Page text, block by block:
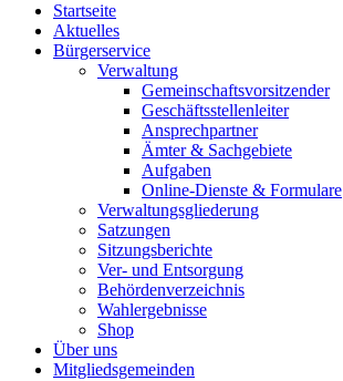
Startseite
Aktuelles
Bürgerservice
Verwaltung
Gemeinschaftsvorsitzender
Geschäftsstellenleiter
Ansprechpartner
Ämter & Sachgebiete
Aufgaben
Online-Dienste & Formulare
Verwaltungsgliederung
Satzungen
Sitzungsberichte
Ver- und Entsorgung
Behördenverzeichnis
Wahlergebnisse
Shop
Über uns
Mitgliedsgemeinden